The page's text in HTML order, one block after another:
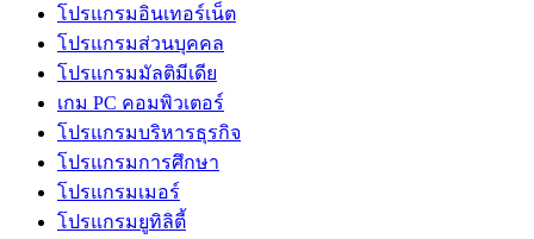
โปรแกรมอินเทอร์เน็ต
โปรแกรมส่วนบุคคล
โปรแกรมมัลติมีเดีย
เกม PC คอมพิวเตอร์
โปรแกรมบริหารธุรกิจ
โปรแกรมการศึกษา
โปรแกรมเมอร์
โปรแกรมยูทิลิตี้